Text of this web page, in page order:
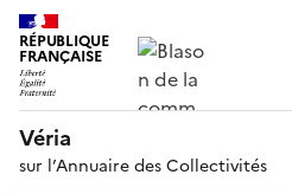
RÉPUBLIQUE
FRANÇAISE
Véria
sur l’Annuaire des Collectivités